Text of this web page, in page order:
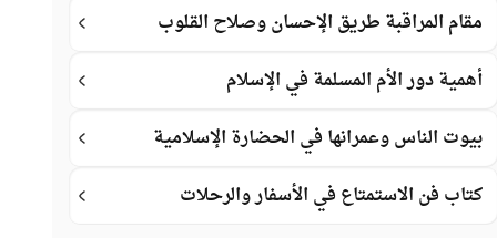
مقام المراقبة طريق الإحسان وصلاح القلوب
أهمية دور الأم المسلمة في الإسلام
بيوت الناس وعمرانها في الحضارة الإسلامية
كتاب فن الاستمتاع في الأسفار والرحلات